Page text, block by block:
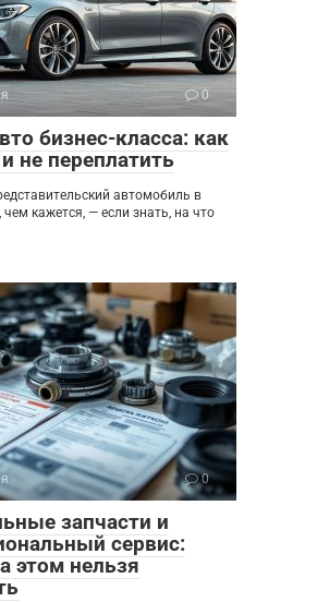
0
бизнес-класса: как
не переплатить
автомобиль в
кажется, — если знать, на что
0
запчасти и
сервис:
этом нельзя